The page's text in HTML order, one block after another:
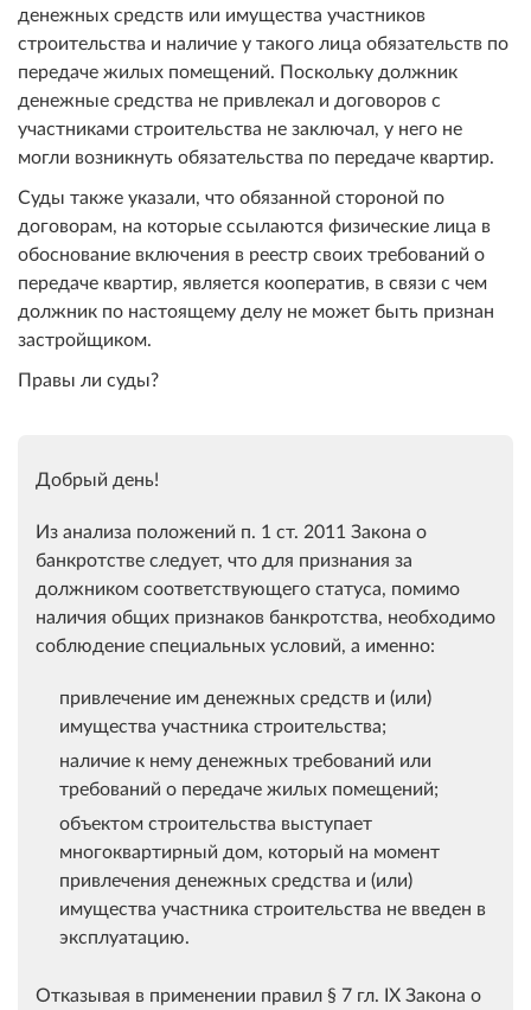
денежных средств или имущества участников
строительства и наличие у такого лица обязательств по
передаче жилых помещений. Поскольку должник
денежные средства не привлекал и договоров с
участниками строительства не заключал, у него не
могли возникнуть обязательства по передаче квартир.
Суды также указали, что обязанной стороной по
договорам, на которые ссылаются физические лица в
обоснование включения в реестр своих требований о
передаче квартир, является кооператив, в связи с чем
должник по настоящему делу не может быть признан
застройщиком.
Правы ли суды?
Добрый день!
Из анализа положений п. 1 ст. 2011 Закона о
банкротстве следует, что для признания за
должником соответствующего статуса, помимо
наличия общих признаков банкротства, необходимо
соблюдение специальных условий, а именно:
привлечение им денежных средств и (или)
имущества участника строительства;
наличие к нему денежных требований или
требований о передаче жилых помещений;
объектом строительства выступает
многоквартирный дом, который на момент
привлечения денежных средства и (или)
имущества участника строительства не введен в
эксплуатацию.
Отказывая в применении правил § 7 гл. IX Закона о